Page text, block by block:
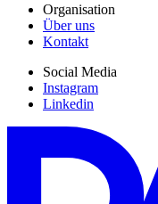
Organisation
Über uns
Kontakt
Social Media
Instagram
Linkedin